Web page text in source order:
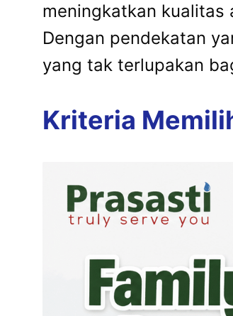
meningkatkan kualitas
Dengan pendekatan
yang tak terlupakan
Kriteria